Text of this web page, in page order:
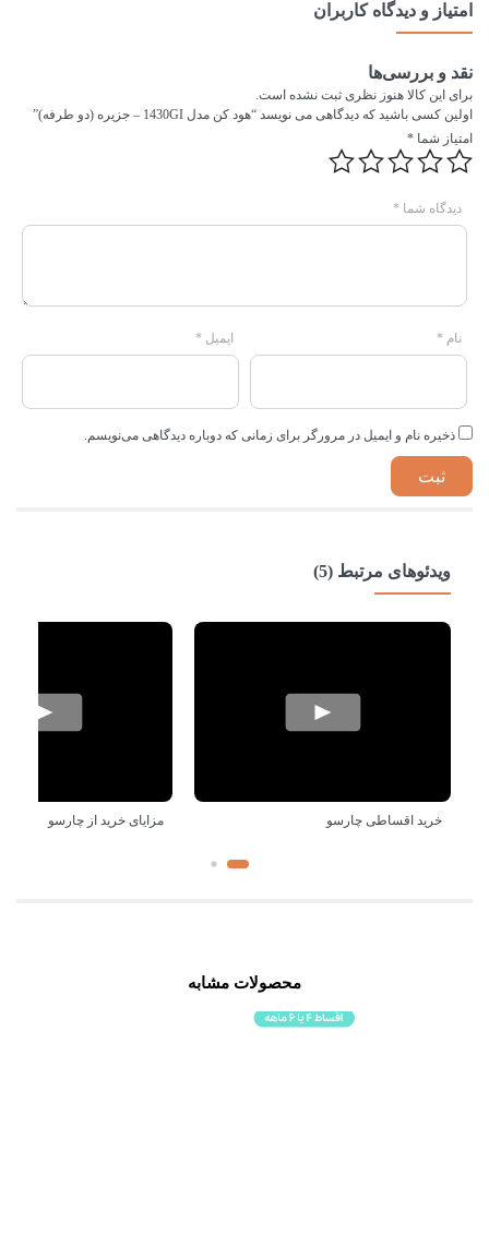
امتیاز و دیدگاه کاربران
نقد و بررسی‌ها
برای این کالا هنوز نظری ثبت نشده است.
اولین کسی باشید که دیدگاهی می نویسد “هود کن مدل 1430GI – جزیره (دو طرفه)”
امتیاز شما *
دیدگاه شما *
نام * ایمیل *
ذخیره نام و ایمیل در مرورگر برای زمانی که دوباره دیدگاهی می‌نویسم.
ویدئوهای مرتبط (5)
خرید اقساطی چارسو مزایای خرید از چارسو
محصولات مشابه